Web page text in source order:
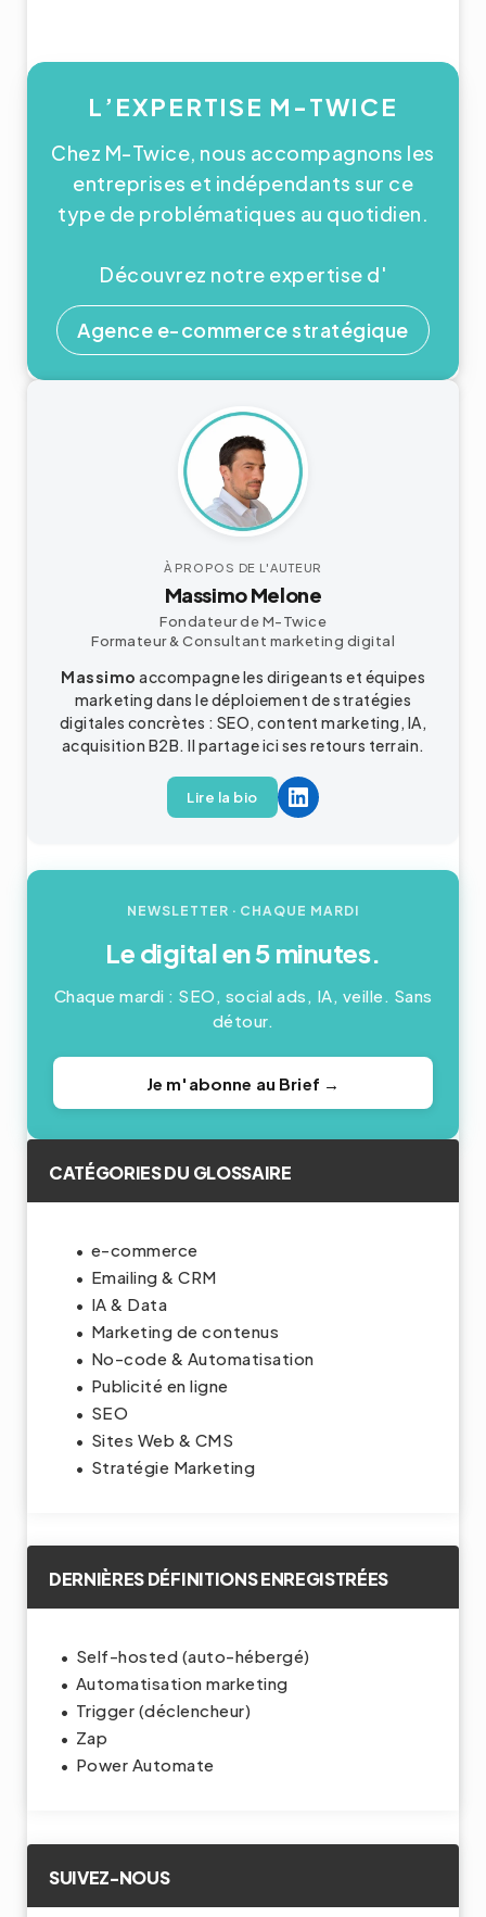
L’EXPERTISE M-TWICE
Chez M-Twice, nous accompagnons les
entreprises et indépendants sur ce
type de problématiques au quotidien.
Découvrez notre expertise d'
Agence e-commerce stratégique
À PROPOS DE L'AUTEUR
Massimo Melone
Fondateur de M-Twice
Formateur & Consultant marketing digital
Massimo accompagne les dirigeants et équipes
marketing dans le déploiement de stratégies
digitales concrètes : SEO, content marketing, IA,
acquisition B2B. Il partage ici ses retours terrain.
Lire la bio
NEWSLETTER · CHAQUE MARDI
Le digital en 5 minutes.
Chaque mardi : SEO, social ads, IA, veille. Sans
détour.
Je m'abonne au Brief →
CATÉGORIES DU GLOSSAIRE
e-commerce
Emailing & CRM
IA & Data
Marketing de contenus
No-code & Automatisation
Publicité en ligne
SEO
Sites Web & CMS
Stratégie Marketing
DERNIÈRES DÉFINITIONS ENREGISTRÉES
Self-hosted (auto-hébergé)
Automatisation marketing
Trigger (déclencheur)
Zap
Power Automate
SUIVEZ-NOUS